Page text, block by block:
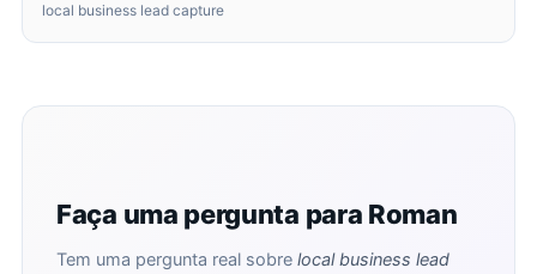
local business lead capture
Faça uma pergunta para Roman
Tem uma pergunta real sobre local business lead